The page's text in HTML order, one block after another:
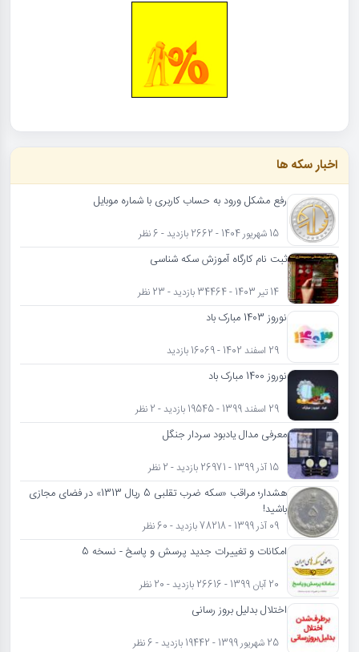
اخبار سکه ها
رفع مشکل ورود به حساب کاربری با شماره موبایل
15 شهریور 1404 - 2662 بازدید - 6 نظر
ثبت نام کارگاه آموزش سکه شناسی
14 تیر 1403 - 34464 بازدید - 23 نظر
نوروز 1403 مبارک باد
29 اسفند 1402 - 16069 بازدید
نوروز 1400 مبارک باد
29 اسفند 1399 - 19545 بازدید - 2 نظر
معرفی مدال یادبود سردار جنگل
15 آذر 1399 - 26971 بازدید - 2 نظر
هشدار؛ مراقب «سکه ضرب تقلبی 5 ریال 1313» در فضای مجازی
باشید!
09 آذر 1399 - 78218 بازدید - 60 نظر
امکانات و تغییرات جدید پرسش و پاسخ - نسخه 5
20 آبان 1399 - 26616 بازدید - 20 نظر
اختلال بدلیل بروز رسانی
25 شهریور 1399 - 19442 بازدید - 6 نظر